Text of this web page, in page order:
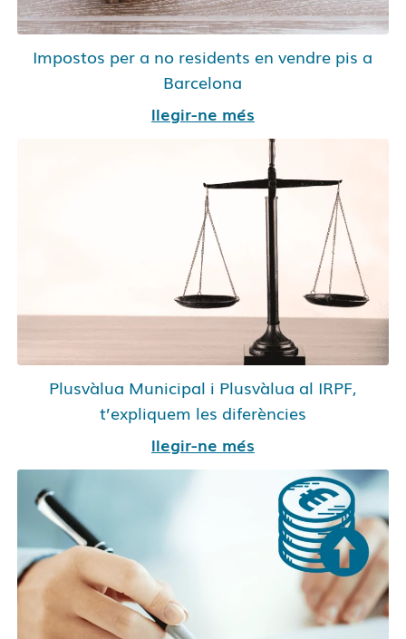
Impostos per a no residents en vendre pis a
Barcelona
llegir-ne més
Plusvàlua Municipal i Plusvàlua al IRPF,
t’expliquem les diferències
llegir-ne més